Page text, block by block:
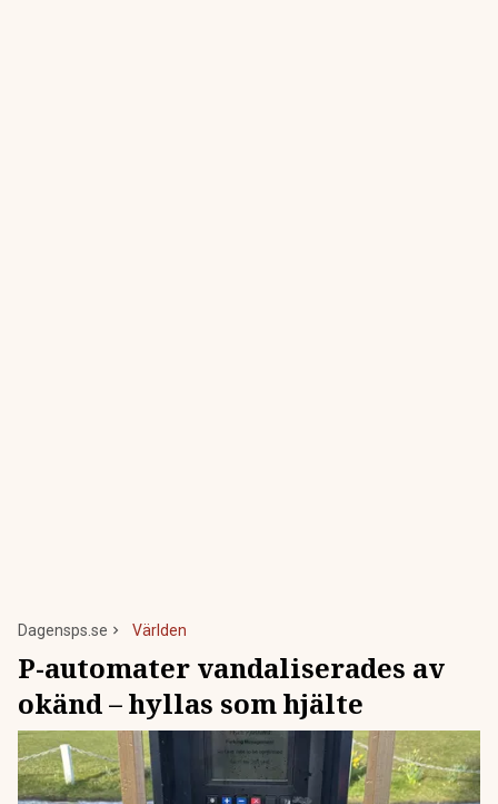
Dagensps.se Världen
P-automater vandaliserades av
okänd – hyllas som hjälte